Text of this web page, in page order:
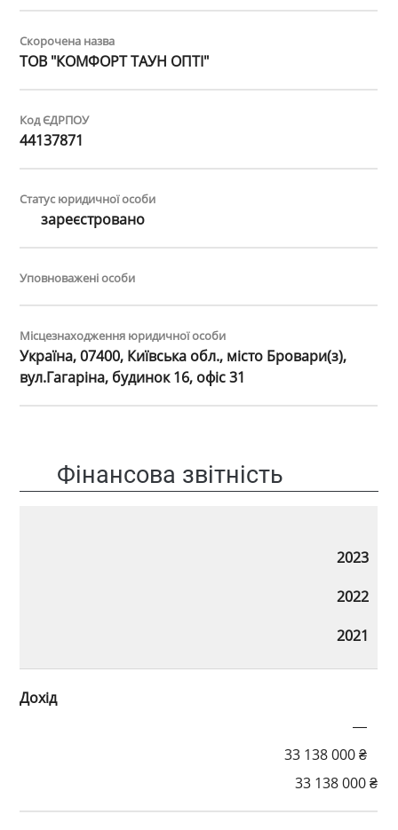
Скорочена назва
ТОВ "КОМФОРТ ТАУН ОПТІ"
Код ЄДРПОУ
44137871
Статус юридичної особи
зареєстровано
Уповноважені особи
Місцезнаходження юридичної особи
Україна, 07400, Київська обл., місто Бровари(з),
вул.Гагаріна, будинок 16, офіс 31
Фінансова звітність
2023
2022
2021
Дохід
—
33 138 000 ₴
33 138 000 ₴